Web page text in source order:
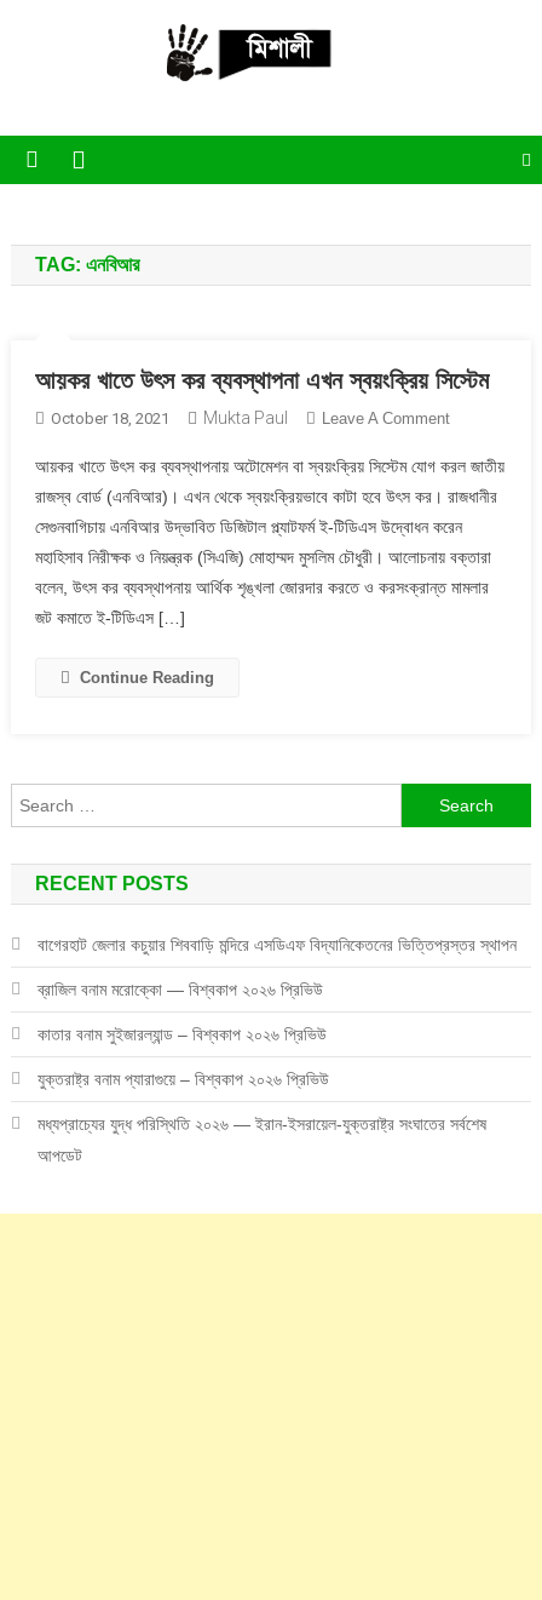
TAG: এনবিআর
আয়কর খাতে উৎস কর ব্যবস্থাপনা এখন স্বয়ংক্রিয় সিস্টেম
October 18, 2021 Mukta Paul Leave A CommentOn
খাতে
উৎস
কর
ব্যবস্থাপনা
এখন
আয়কর খাতে উৎস কর ব্যবস্থাপনায় অটোমেশন বা স্বয়ংক্রিয় সিস্টেম যোগ করল জাতীয়
রাজস্ব বোর্ড (এনবিআর)। এখন থেকে স্বয়ংক্রিয়ভাবে কাটা হবে উৎস কর। রাজধানীর
সেগুনবাগিচায় এনবিআর উদ্ভাবিত ডিজিটাল প্ল্যাটফর্ম ই-টিডিএস উদ্বোধন করেন
মহাহিসাব নিরীক্ষক ও নিয়ন্ত্রক (সিএজি) মোহাম্মদ মুসলিম চৌধুরী। আলোচনায় বক্তারা
বলেন, উৎস কর ব্যবস্থাপনায় আর্থিক শৃঙ্খলা জোরদার করতে ও করসংক্রান্ত মামলার
জট কমাতে ই-টিডিএস […]
Continue Reading
Search
for:
RECENT POSTS
বাগেরহাট জেলার কচুয়ার শিববাড়ি মন্দিরে এসডিএফ বিদ্যানিকেতনের ভিত্তিপ্রস্তর স্থাপন
ব্রাজিল বনাম মরোক্কো — বিশ্বকাপ ২০২৬ প্রিভিউ
কাতার বনাম সুইজারল্যান্ড – বিশ্বকাপ ২০২৬ প্রিভিউ
যুক্তরাষ্ট্র বনাম প্যারাগুয়ে – বিশ্বকাপ ২০২৬ প্রিভিউ
মধ্যপ্রাচ্যের যুদ্ধ পরিস্থিতি ২০২৬ — ইরান-ইসরায়েল-যুক্তরাষ্ট্র সংঘাতের সর্বশেষ
আপডেট